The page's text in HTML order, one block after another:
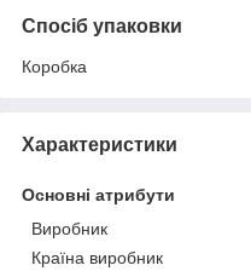
Спосіб упаковки
Коробка
Характеристики
Основні атрибути
Виробник
Країна виробник